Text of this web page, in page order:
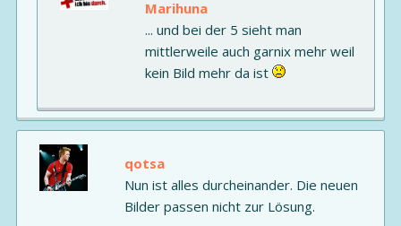
Marihuna
... und bei der 5 sieht man
mittlerweile auch garnix mehr weil
kein Bild mehr da ist
qotsa
Nun ist alles durcheinander. Die neuen
Bilder passen nicht zur Lösung.